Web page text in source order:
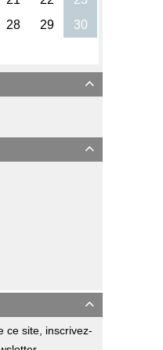



ce site, inscrivez-